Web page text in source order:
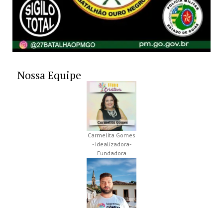
Nossa Equipe
Carmelita Gomes
- Idealizadora-
Fundadora